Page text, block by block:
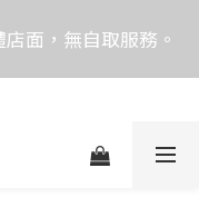
採購，由專人提供
面，無自取服務。
接聽來電，請改播